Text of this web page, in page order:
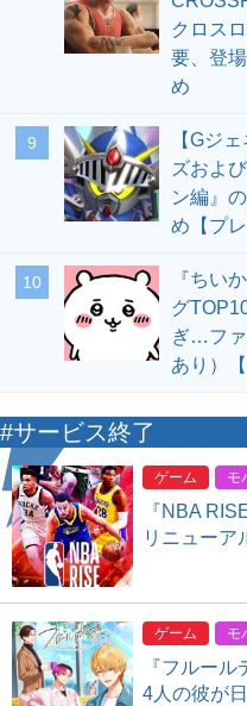
クロス
要、登
め
9
【Gジ
ズおよ
ン編』
め【プ
10
『ちい
グ
ぎ…ファ
あり）
#サービス終了
ゲーム モ
『NBA
リニューア
ゲーム モ
『フルー
4人の彼が